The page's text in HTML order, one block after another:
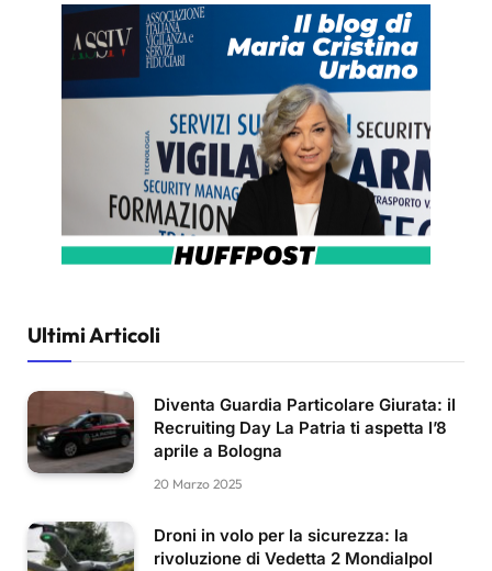
Ultimi Articoli
Diventa Guardia Particolare Giurata: il
Recruiting Day La Patria ti aspetta l’8
aprile a Bologna
20 Marzo 2025
Droni in volo per la sicurezza: la
rivoluzione di Vedetta 2 Mondialpol